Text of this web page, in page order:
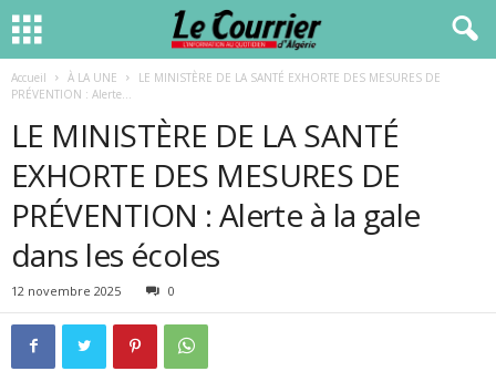
Accueil À LA UNE
LE MINISTÈRE DE LA SANTÉ EXHORTE DES MESURES DE
PRÉVENTION : Alerte...
LE MINISTÈRE DE LA SANTÉ
EXHORTE DES MESURES DE
PRÉVENTION : Alerte à la gale
dans les écoles
12 novembre 2025 0